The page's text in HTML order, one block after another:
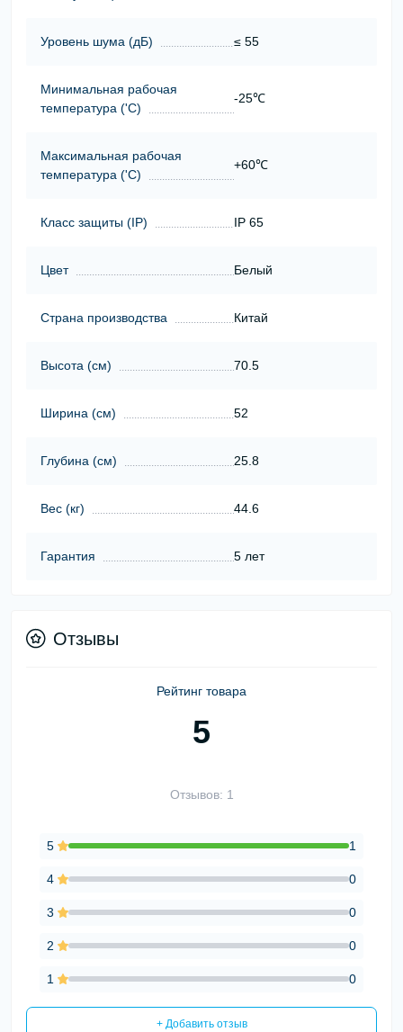
Уровень шума (дБ) ≤ 55
Минимальная рабочая
температура ('С)
-25℃
Максимальная рабочая
температура ('С)
+60℃
Класс защиты (ІР) IP 65
Цвет Белый
Страна производства Китай
Высота (cм) 70.5
Ширина (cм) 52
Глубина (cм) 25.8
Вес (кг) 44.6
Гарантия 5 лет
Отзывы
Рейтинг товара
5
Отзывов: 1
5 1
4 0
3 0
2 0
1 0
+ Добавить отзыв